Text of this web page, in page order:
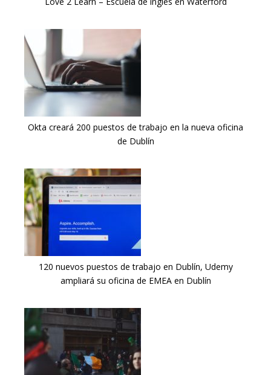
Okta creará 200 puestos de trabajo en la nueva oficina
de Dublín
120 nuevos puestos de trabajo en Dublín, Udemy
ampliará su oficina de EMEA en Dublín